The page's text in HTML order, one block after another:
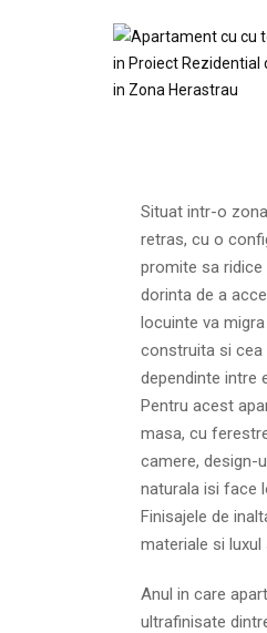
Situat intr-o
retras, cu o
promite sa ridice
dorinta de a
locuinte va
construita si cea
dependinte intre
Pentru acest
masa, cu
camere, design-
naturala isi face
Finisajele de
materiale si
Anul in care
ultrafinisate